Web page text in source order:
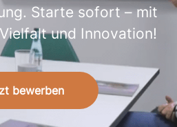
Starte sofort – mit
und Innovation!
bewerben